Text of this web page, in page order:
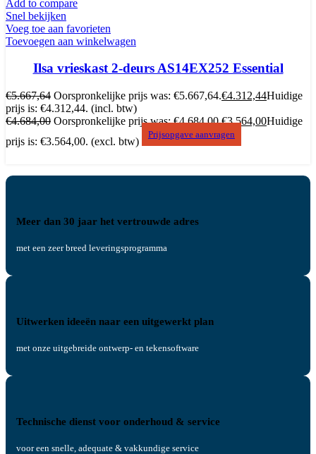
Add to compare
Snel bekijken
Voeg toe aan favorieten
Toevoegen aan winkelwagen
Ilsa vrieskast 2-deurs AS14EX252 Essential
€5.667,64 Oorspronkelijke prijs was: €5.667,64.€4.312,44Huidige
prijs is: €4.312,44. (incl. btw)
€4.684,00 Oorspronkelijke prijs was: €4.684,00.€3.564,00Huidige
prijs is: €3.564,00. (excl. btw)
Prijsopgave aanvragen
Meer dan 30 jaar het vertrouwde adres
met een zeer breed leveringsprogramma
Uitwerken ideeën naar een uitgewerkt plan
met onze uitgebreide ontwerp- en tekensoftware
Technische dienst voor onderhoud & service
voor een snelle, adequate & vakkundige service